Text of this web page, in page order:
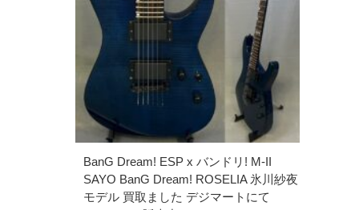
BanG Dream! ESP x バンドリ! M-II
SAYO BanG Dream! ROSELIA 氷川紗夜
モデル 買取ました デジマートにて